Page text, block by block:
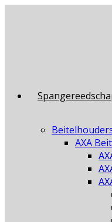
AXA